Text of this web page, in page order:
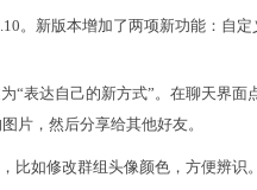
。新版本增加了两项新功能：自定
“表达自己的新方式”。在聊天界面
片，然后分享给其他好友。
比如修改群组头像颜色，方便辨识。